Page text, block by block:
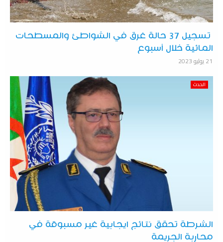
تسجيل 37 حالة غرق في الشواطئ والمسطحات
المائية خلال أسبوع
21 يوليو 2023
الحدث
الشرطة تحقق نتائج ايجابية غير مسبوقة في
محاربة الجريمة